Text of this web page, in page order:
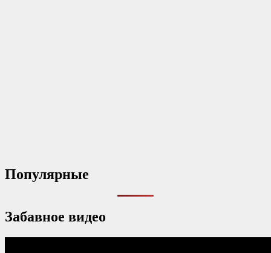
Популярные
Забавное видео